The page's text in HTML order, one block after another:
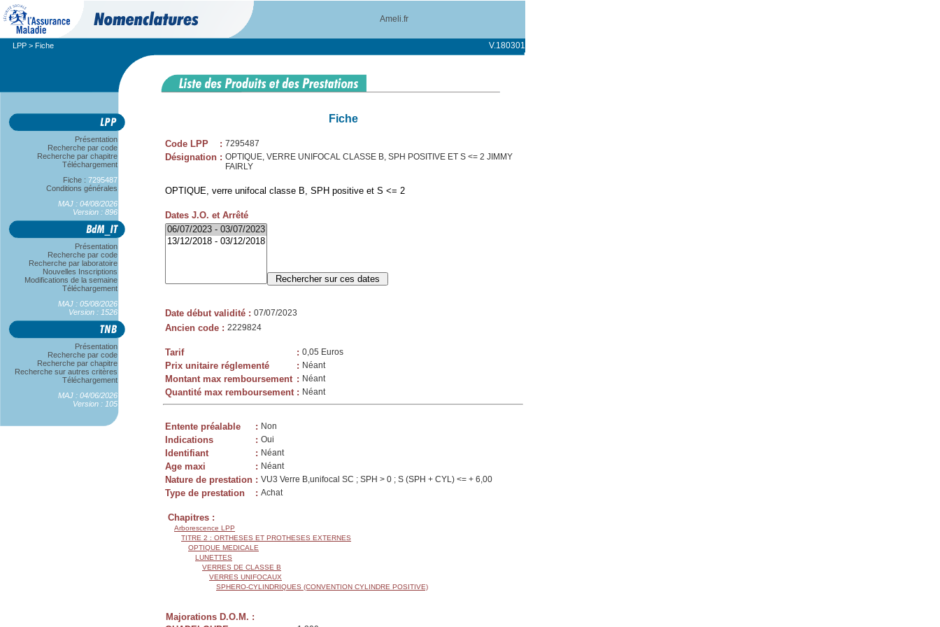
Ameli.fr
LPP > Fiche V.180301
Présentation
Recherche par code
Recherche par chapitre
Téléchargement
Fiche : 7295487
Conditions générales
MAJ : 04/08/2026
Version : 896
Présentation
Recherche par code
Recherche par laboratoire
Nouvelles Inscriptions
Modifications de la semaine
Téléchargement
MAJ : 05/08/2026
Version : 1526
Présentation
Recherche par code
Recherche par chapitre
Recherche sur autres critères
Téléchargement
MAJ : 04/06/2026
Version : 105
Fiche
Code LPP : 7295487
Désignation : OPTIQUE, VERRE UNIFOCAL CLASSE B, SPH POSITIVE ET S <= 2 JIMMY
FAIRLY
OPTIQUE, verre unifocal classe B, SPH positive et S <= 2
Dates J.O. et Arrêté
Date début validité : 07/07/2023
Ancien code : 2229824
Tarif : 0,05 Euros
Prix unitaire réglementé : Néant
Montant max remboursement : Néant
Quantité max remboursement : Néant
Entente préalable : Non
Indications : Oui
Identifiant : Néant
Age maxi : Néant
Nature de prestation : VU3 Verre B,unifocal SC ; SPH > 0 ; S (SPH + CYL) <= + 6,00
Type de prestation : Achat
Chapitres :
Arborescence LPP
TITRE 2 : ORTHESES ET PROTHESES EXTERNES
OPTIQUE MEDICALE
LUNETTES
VERRES DE CLASSE B
VERRES UNIFOCAUX
SPHERO-CYLINDRIQUES (CONVENTION CYLINDRE POSITIVE)
Majorations D.O.M. :